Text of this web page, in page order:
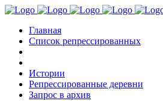
Главная
Список репрессированных
Истории
Репрессированные деревни
Запрос в архив